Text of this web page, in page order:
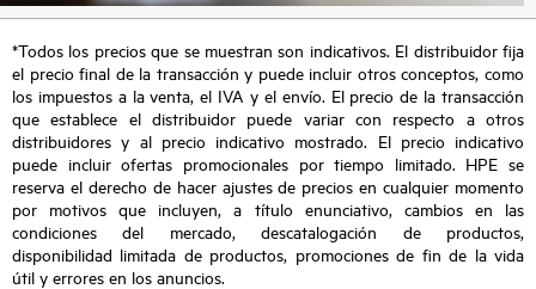
*Todos los precios que se muestran son indicativos. El distribuidor fija
el precio final de la transacción y puede incluir otros conceptos, como
los impuestos a la venta, el IVA y el envío. El precio de la transacción
que establece el distribuidor puede variar con respecto a otros
distribuidores y al precio indicativo mostrado. El precio indicativo
puede incluir ofertas promocionales por tiempo limitado. HPE se
reserva el derecho de hacer ajustes de precios en cualquier momento
por motivos que incluyen, a título enunciativo, cambios en las
condiciones del mercado, descatalogación de productos,
disponibilidad limitada de productos, promociones de fin de la vida
útil y errores en los anuncios.